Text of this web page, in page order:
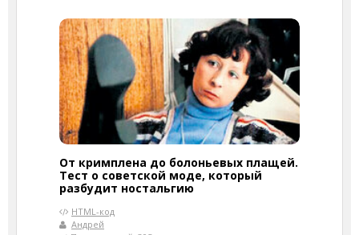
От кримплена до болоньевых плащей.
Тест о советской моде, который
разбудит ностальгию
HTML-код
Андрей